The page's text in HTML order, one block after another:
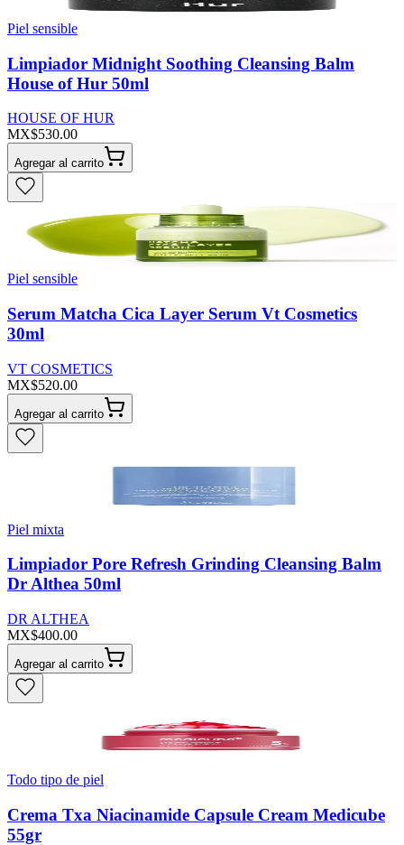
Piel sensible
Limpiador Midnight Soothing Cleansing Balm
House of Hur 50ml
HOUSE OF HUR
MX$530.00
Agregar al carrito
Piel sensible
Serum Matcha Cica Layer Serum Vt Cosmetics
30ml
VT COSMETICS
MX$520.00
Agregar al carrito
Piel mixta
Limpiador Pore Refresh Grinding Cleansing Balm
Dr Althea 50ml
DR ALTHEA
MX$400.00
Agregar al carrito
Todo tipo de piel
Crema Txa Niacinamide Capsule Cream Medicube
55gr